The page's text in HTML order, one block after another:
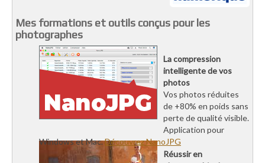
Mes formations et outils conçus pour les
photographes
La compression
intelligente de vos
photos
Vos photos réduites
de +80% en poids sans
perte de qualité visible.
Application pour
Windows et Mac.Découvrez NanoJPG
Réussir en